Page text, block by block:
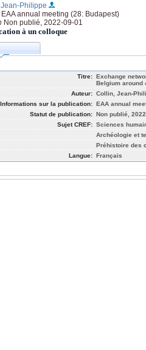
Philippe
EAA annual meeting (28: Budapest)
Non publié, 2022-09-01
à un colloque
Titre: Exchange
Belgium around
Auteur: Collin, Jean-
Informations sur la publication: EAA annual
Statut de publication: Non publié,
Sujet CREF: Sciences
Archéologie et
Préhistoire des
Langue: Français